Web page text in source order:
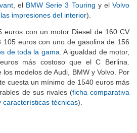
, el BMW Serie 3 Touring y elVolvo
impresiones del interior).
euros con un motor Diesel de 160 CV
euros con uno de gasolina de 156
de toda la gama . A igualdad de motor,
más costoso que el C Berlina.
modelos de Audi, BMW y Volvo. Por
cuesta un mínimo de 1540 euros más
de sus rivales (ficha comparativa
características técnicas).